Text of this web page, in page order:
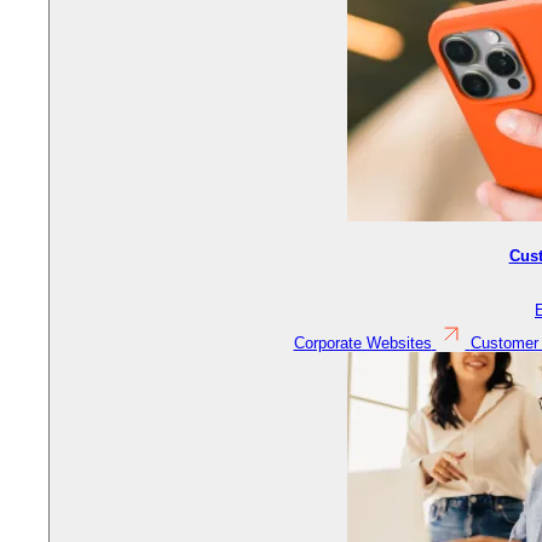
Corporate Websites